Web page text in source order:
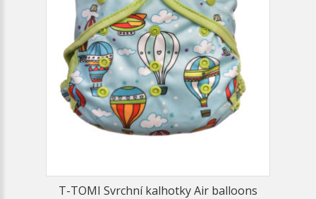
T-TOMI Svrchní kalhotky Air balloons